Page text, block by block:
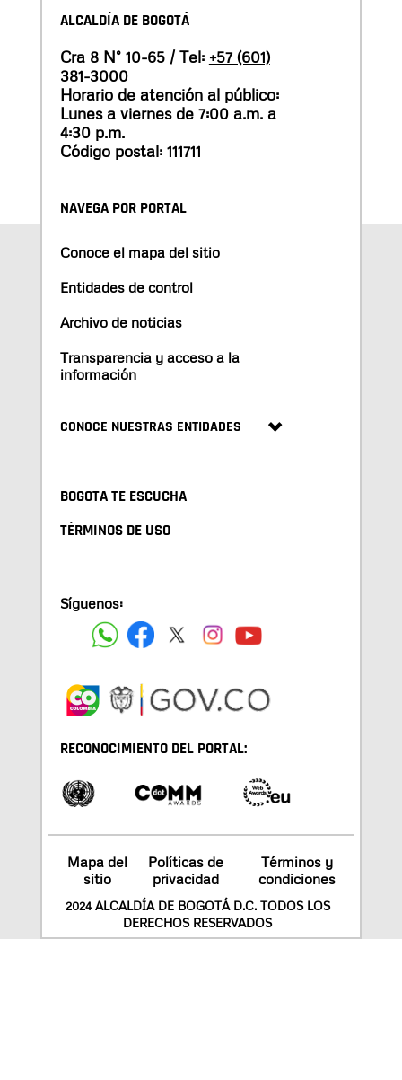
ALCALDÍA DE BOGOTÁ
Cra 8 N° 10-65 / Tel: +57 (601)
381-3000
Horario de atención al público:
Lunes a viernes de 7:00 a.m. a
4:30 p.m.
Código postal: 111711
NAVEGA POR PORTAL
Conoce el mapa del sitio
Entidades de control
Archivo de noticias
Transparencia y acceso a la
información
CONOCE NUESTRAS ENTIDADES
BOGOTA TE ESCUCHA
TÉRMINOS DE USO
Síguenos:
RECONOCIMIENTO DEL PORTAL:
Mapa del
sitio
Políticas de
privacidad
Términos y
condiciones
2024 ALCALDÍA DE BOGOTÁ D.C. TODOS LOS
DERECHOS RESERVADOS